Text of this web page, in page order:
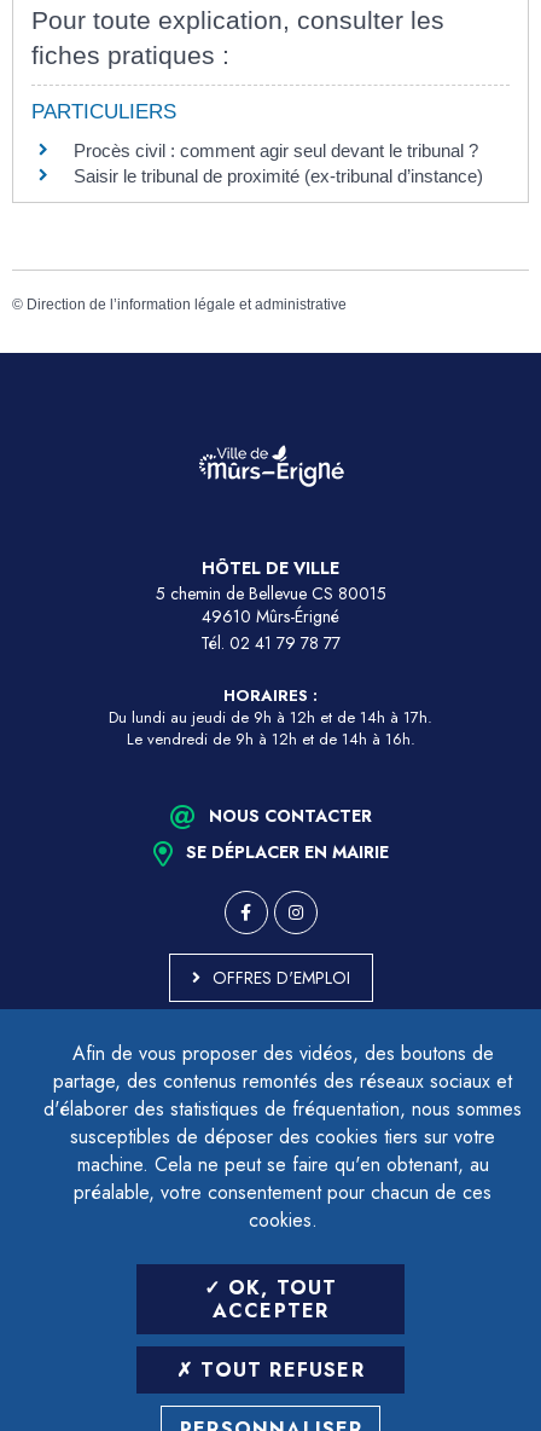
Afin de vous proposer des vidéos, des boutons de
partage, des contenus remontés des réseaux sociaux et
d'élaborer des statistiques de fréquentation, nous sommes
susceptibles de déposer des cookies tiers sur votre
machine. Cela ne peut se faire qu'en obtenant, au
préalable, votre consentement pour chacun de ces
cookies.
OK, TOUT
ACCEPTER
TOUT REFUSER
Pour toute explication, consulter les
fiches pratiques :
PARTICULIERS
Procès civil : comment agir seul devant le tribunal ?
Saisir le tribunal de proximité (ex-tribunal d’instance)
© Direction de l’information légale et administrative
HÔTEL DE VILLE
5 chemin de Bellevue CS 80015
49610 Mûrs-Érigné
Tél. 02 41 79 78 77
HORAIRES :
Du lundi au jeudi de 9h à 12h et de 14h à 17h.
Le vendredi de 9h à 12h et de 14h à 16h.
NOUS CONTACTER
SE DÉPLACER EN MAIRIE
OFFRES D'EMPLOI
ACCESSIBILITÉ - PARTIELLEMENT CONFORME
PLAN DU SITE
MENTIONS LÉGALES
CONTACTER LE DÉLÉGUÉ À LA PROTECTION DES DONNÉES
GESTION DES COOKIES
LETTRE D'INFORMATION
SAISIR VOTRE ADRESSE E-MAIL
POUR VOUS INSCRIRE :
ARCHIVES DÉSINSCRIPTION